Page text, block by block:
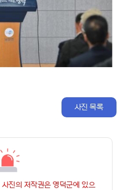
사진 목록
사진의 저작권은 영덕군에 있으